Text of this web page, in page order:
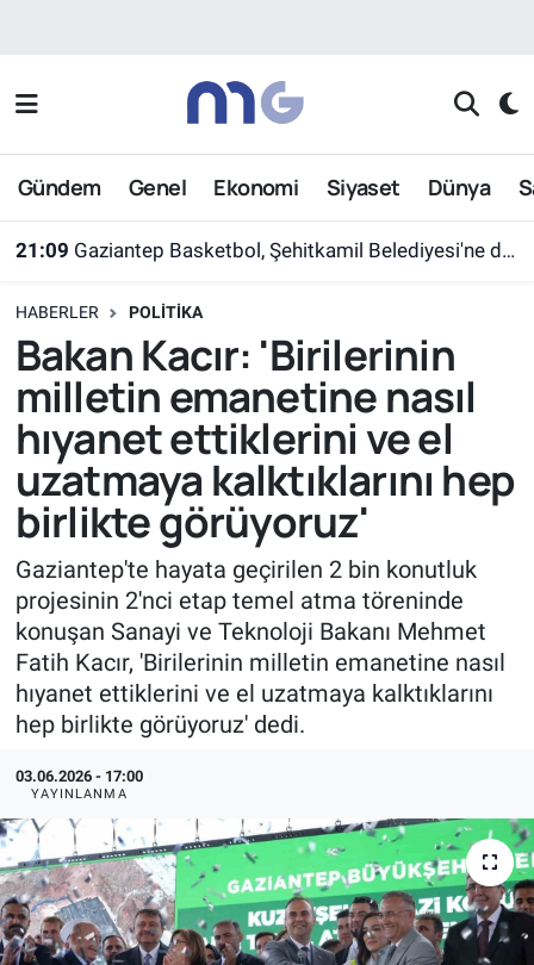
Gündem Genel Ekonomi Siyaset Dünya
21:09 Gaziantep Basketbol, Şehitkamil Belediyesi'ne devredildi
HABERLER POLITIKA
Bakan Kacır: 'Birilerinin
milletin emanetine nasıl
hıyanet ettiklerini ve el
uzatmaya kalktıklarını hep
birlikte görüyoruz'
Gaziantep'te hayata geçirilen 2 bin konutluk
projesinin 2'nci etap temel atma töreninde
konuşan Sanayi ve Teknoloji Bakanı Mehmet
Fatih Kacır, 'Birilerinin milletin emanetine nasıl
hıyanet ettiklerini ve el uzatmaya kalktıklarını
hep birlikte görüyoruz' dedi.
03.06.2026 - 17:00
YAYINLANMA
Nöbetçi Eczaneler
Hava Durumu
Süper Lig Puan Durumu ve Fikstür
Tüm Manşetler
Son Dakika Haberleri
Haber Arşivi